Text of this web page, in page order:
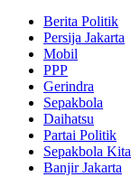
Berita Politik
Persija Jakarta
Mobil
PPP
Gerindra
Sepakbola
Daihatsu
Partai Politik
Sepakbola Kita
Banjir Jakarta